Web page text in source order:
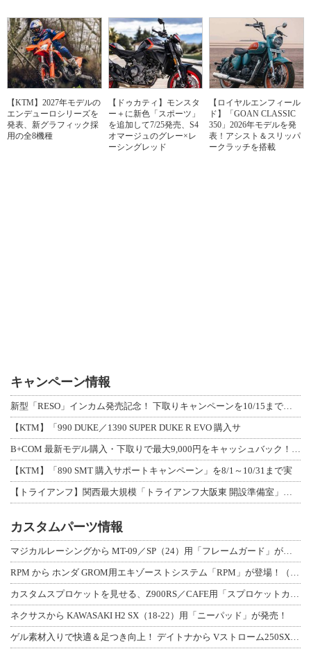
【KTM】2027年モデルの
エンデューロシリーズを
発表、新グラフィック採
用の全8機種
【ドゥカティ】モンスタ
ー＋に新色「スポーツ」
を追加して7/25発売、S4
オマージュのグレー×レ
ーシングレッド
【ロイヤルエンフィール
ド】「GOAN CLASSIC
350」2026年モデルを発
表！アシスト＆スリッパ
ークラッチを搭載
キャンペーン情報
新型「RESO」インカム発売記念！ 下取りキャンペーンを10/15まで延長して開
【KTM】「990 DUKE／1390 SUPER DUKE R EVO 購入サ
B+COM 最新モデル購入・下取りで最大9,000円をキャッシュバック！「B+F
【KTM】「890 SMT 購入サポートキャンペーン」を8/1～10/31まで実
【トライアンフ】関西最大規模「トライアンフ大阪東 開設準備室」がオープン！ 限定
カスタムパーツ情報
マジカルレーシングから MT-09／SP（24）用「フレームガード」が登場！
RPM から ホンダ GROM用エキゾーストシステム「RPM」が登場！（動画あり
カスタムスプロケットを見せる、Z900RS／CAFE用「スプロケットカバーフルキ
ネクサスから KAWASAKI H2 SX（18-22）用「ニーパッド」が発売！
ゲル素材入りで快適＆足つき向上！ デイトナから Vストローム250SX用「快適ロ